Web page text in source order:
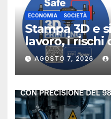
ECONOMIA SOCIETÀ
Stampa 3D e
lavoro, i rischi
NIOSH
AGOSTO 7, 2026